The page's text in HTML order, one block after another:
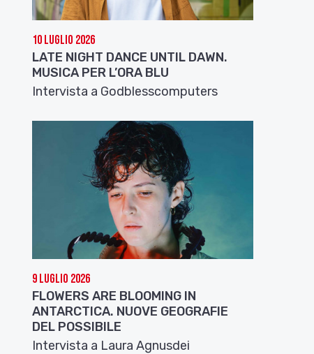
10 Luglio 2026
LATE NIGHT DANCE UNTIL DAWN.
MUSICA PER L’ORA BLU
Intervista a Godblesscomputers
9 Luglio 2026
FLOWERS ARE BLOOMING IN
ANTARCTICA. NUOVE GEOGRAFIE
DEL POSSIBILE
Intervista a Laura Agnusdei